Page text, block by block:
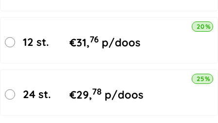
12 st. €31,76 p/doos
20%
24 st. €29,78 p/doos
25%